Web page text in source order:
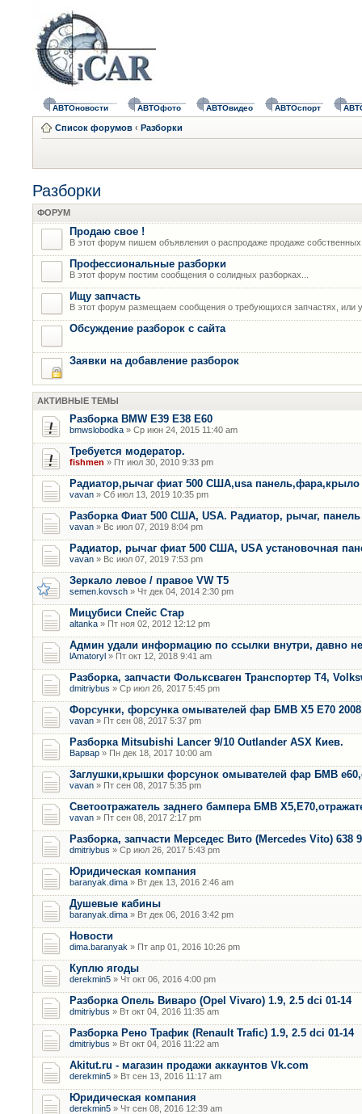
АВТОновости АВТОфото АВТОвидео АВТОспорт
Список форумов ‹ Разборки
Разборки
ФОРУМ
Продаю свое !
В этот форум пишем объявления о распродаже продаже
Профессиональные разборки
В этот форум постим сообщения о солидных разборках...
Ищу запчасть
В этот форум размещаем сообщения о требующихся запчастях, или
Обсуждение разборок с сайта
Заявки на добавление разборок
АКТИВНЫЕ ТЕМЫ
Разборка BMW E39 E38 E60
bmwslobodka » Ср июн 24, 2015 11:40 am
Требуется модератор.
fishmen » Пт июл 30, 2010 9:33 pm
Радиатор,рычаг фиат 500 США,usa панель,фара,крыло
vavan » Сб июл 13, 2019 10:35 pm
Разборка Фиат 500 США, USA. Радиатор, рычаг,
vavan » Вс июл 07, 2019 8:04 pm
Радиатор, рычаг фиат 500 США, USA установочная
vavan » Вс июл 07, 2019 7:53 pm
Зеркало левое / правое VW T5
semen.kovsch » Чт дек 04, 2014 2:30 pm
Мицубиси Спейс Стар
altanka » Пт ноя 02, 2012 12:12 pm
Админ удали информацию по ссылки внутри, давно не
lAmatoryl » Пт окт 12, 2018 9:41 am
Разборка, запчасти Фольксваген Транспортер Т4,
dmitriybus » Ср июл 26, 2017 5:45 pm
Форсунки, форсунка омывателей фар БМВ Х5 Е70 2008
vavan » Пт сен 08, 2017 5:37 pm
Разборка Mitsubishi Lancer 9/10 Outlander ASX Киев.
Варвар » Пн дек 18, 2017 10:00 am
Заглушки,крышки форсунок омывателей фар БМВ
vavan » Пт сен 08, 2017 5:35 pm
Светоотражатель заднего бампера БМВ
vavan » Пт сен 08, 2017 2:17 pm
Разборка, запчасти Мерседес Вито (Mercedes Vito) 638
dmitriybus » Ср июл 26, 2017 5:43 pm
Юридическая компания
baranyak.dima » Вт дек 13, 2016 2:46 am
Душевые кабины
baranyak.dima » Вт дек 06, 2016 3:42 pm
Новости
dima.baranyak » Пт апр 01, 2016 10:26 pm
Куплю ягоды
derekmin5 » Чт окт 06, 2016 4:00 pm
Разборка Опель Виваро (Opel Vivaro) 1.9, 2.5 dci 01-14
dmitriybus » Вт окт 04, 2016 11:35 am
Разборка Рено Трафик (Renault Trafic) 1.9, 2.5 dci 01-14
dmitriybus » Вт окт 04, 2016 11:22 am
Akitut.ru - магазин продажи аккаунтов Vk.com
derekmin5 » Вт сен 13, 2016 11:17 am
Юридическая компания
derekmin5 » Чт сен 08, 2016 12:39 am